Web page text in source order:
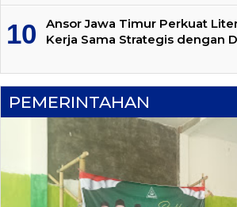
Ansor Jawa Timur Perkuat
Kerja Sama Strategis dengan
PEMERINTAHAN